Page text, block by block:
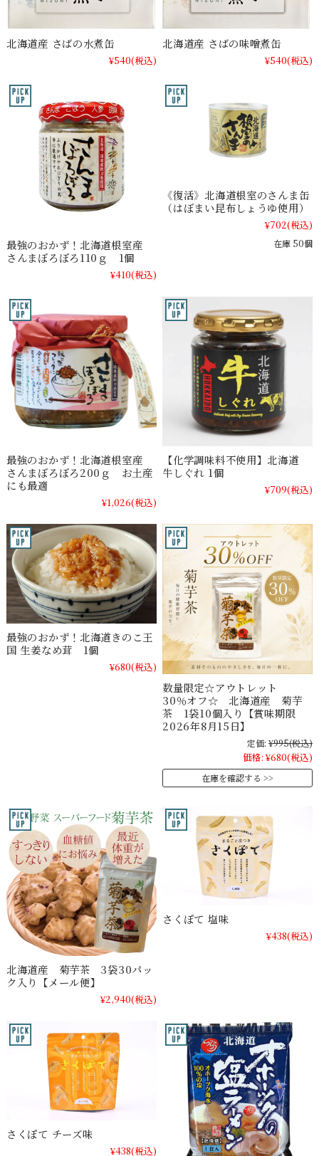
北海道産 さばの水煮缶
¥540(税込)
北海道産 さばの味噌煮缶
¥540(税込)
最強のおかず！北海道根室産
さんまぼろぼろ110ｇ 1個
¥410(税込)
《復活》北海道根室のさんま缶
（はぼまい昆布しょうゆ使用）
¥702(税込)
在庫 50個
最強のおかず！北海道根室産
さんまぼろぼろ200ｇ お土産
にも最適
¥1,026(税込)
【化学調味料不使用】北海道
牛しぐれ 1個
¥709(税込)
最強のおかず！北海道きのこ王
国 生姜なめ茸 1個
¥680(税込)
数量限定☆アウトレット
30％オフ☆ 北海道産 菊芋
茶 1袋10個入り【賞味期限
2026年8月15日】
定価: ¥995(税込)
価格: ¥680(税込)
在庫を確認する
北海道産 菊芋茶 3袋30パッ
ク入り【メール便】
¥2,940(税込)
さくぽて 塩味
¥438(税込)
さくぽて チーズ味
¥438(税込)